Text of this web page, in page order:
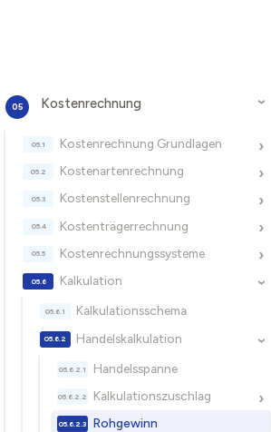
›
Kostenrechnung
›
Kostenrechnung Grundlagen
›
Kostenartenrechnung
›
Kostenstellenrechnung
›
Kostenträgerrechnung
›
Kostenrechnungssysteme
›
Kalkulation
Kalkulationsschema
›
Handelskalkulation
Handelsspanne
›
Kalkulationszuschlag
Rohgewinn